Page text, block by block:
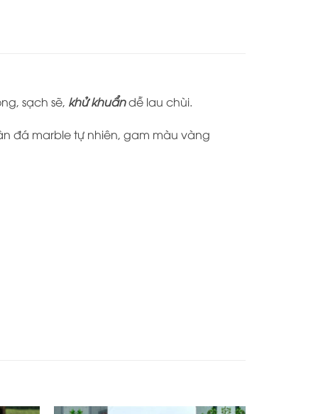
sạch sẽ, khử khuẩndễ lau chùi.
đá marble tự nhiên, gam màu vàng